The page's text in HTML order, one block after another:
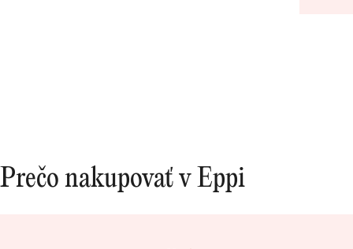
Prečo nakupovať v Eppi